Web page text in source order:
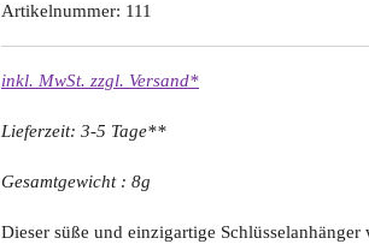
Artikelnummer: 111
inkl. MwSt. zzgl. Versand*
Lieferzeit: 3-5 Tage**
Gesamtgewicht : 8g
Dieser süße und einzigartige